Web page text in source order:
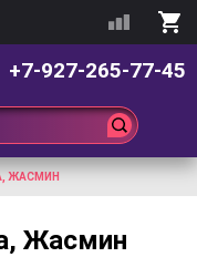
+7-927-265-77-45
ЖАСМИН
Жасмин